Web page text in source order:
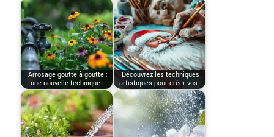
Arrosage goutte à goutte :
une nouvelle technique…
Découvrez les techniques
artistiques pour créer vos…